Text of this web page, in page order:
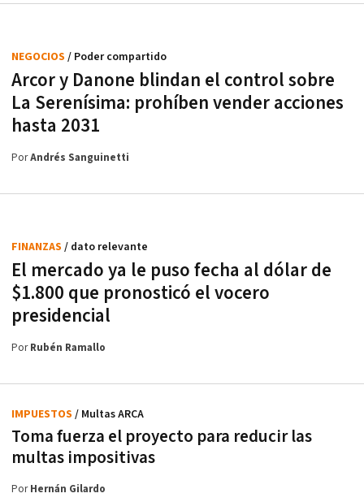
Arcor y Danone blindan el control sobre
La Serenísima: prohíben vender acciones
hasta 2031
NEGOCIOS / Poder compartido
PorAndrés Sanguinetti
El mercado ya le puso fecha al dólar de
$1.800 que pronosticó el vocero
presidencial
FINANZAS / dato relevante
PorRubén Ramallo
Toma fuerza el proyecto para reducir las
multas impositivas
IMPUESTOS / Multas ARCA
PorHernán Gilardo